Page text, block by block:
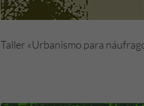
Taller «Urbanismo para